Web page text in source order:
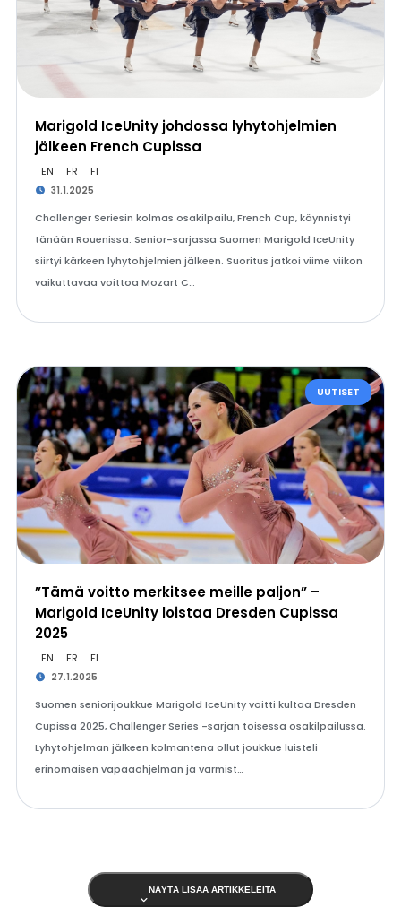
Marigold IceUnity johdossa lyhytohjelmien
jälkeen French Cupissa
EN FR FI
31.1.2025
Challenger Seriesin kolmas osakilpailu, French Cup, käynnistyi
tänään Rouenissa. Senior-sarjassa Suomen Marigold IceUnity
siirtyi kärkeen lyhytohjelmien jälkeen. Suoritus jatkoi viime viikon
vaikuttavaa voittoa Mozart C…
UUTISET
”Tämä voitto merkitsee meille paljon” –
Marigold IceUnity loistaa Dresden Cupissa
2025
EN FR FI
27.1.2025
Suomen seniorijoukkue Marigold IceUnity voitti kultaa Dresden
Cupissa 2025, Challenger Series -sarjan toisessa osakilpailussa.
Lyhytohjelman jälkeen kolmantena ollut joukkue luisteli
erinomaisen vapaaohjelman ja varmist…
NÄYTÄ LISÄÄ ARTIKKELEITA